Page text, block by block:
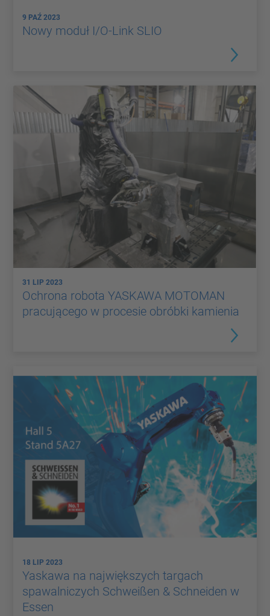
9 PAŹ 2023
Nowy moduł I/O-Link SLIO
31 LIP 2023
Ochrona robota YASKAWA MOTOMAN
pracującego w procesie obróbki kamienia
18 LIP 2023
Yaskawa na największych targach
spawalniczych Schweißen & Schneiden w
Essen